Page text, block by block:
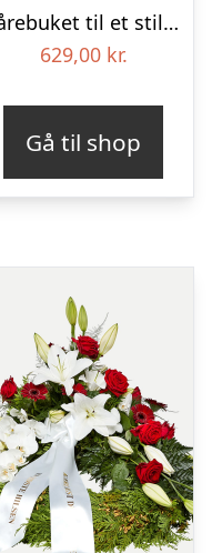
Bårebuket til et stille farvel med bånd
629,00 kr.
Gå til shop